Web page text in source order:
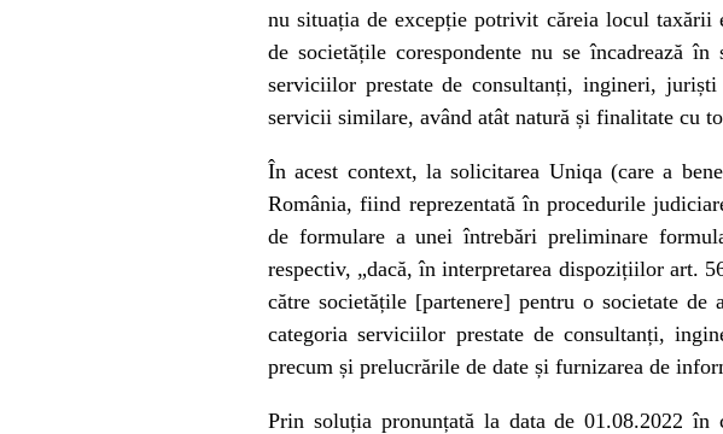
nu situația de excepție potrivit căreia locul
de societățile corespondente nu se încadrează
serviciilor prestate de consultanți, ingineri,
servicii similare, având atât natură și finalitate cu
În acest context, la solicitarea Uniqa (care a
România, fiind reprezentată în procedurile
de formulare a unei întrebări preliminare
respectiv, „dacă, în interpretarea dispozițiilor art.
către societățile [partenere] pentru o societate
categoria serviciilor prestate de consultanți,
precum și prelucrările de date și furnizarea de
Prin soluția pronunțată la data de 01.08.2022